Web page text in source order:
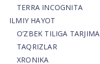
TERRA INCOGNITA
ILMIY HAYOT
O’ZBEK TILIGA TARJIMA
TAQRIZLAR
XRONIKA